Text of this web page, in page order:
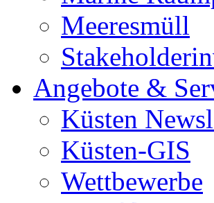
Meeresmüll
Angebote &
Küsten
Küsten-GIS
Wettbewerbe